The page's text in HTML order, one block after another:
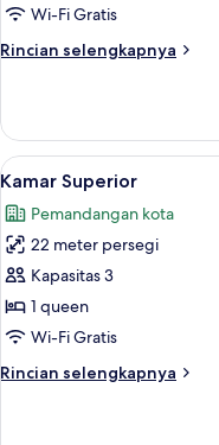
Wi-Fi Gratis
Rincian selengkapnya
Rincian
Kamar
Deluks
Lihat
semua
foto
untuk
Kamar
Superior
5
Kamar Superior
Pemandangan kota
22 meter persegi
Kapasitas 3
1 queen
Wi-Fi Gratis
Rincian selengkapnya
Rincian